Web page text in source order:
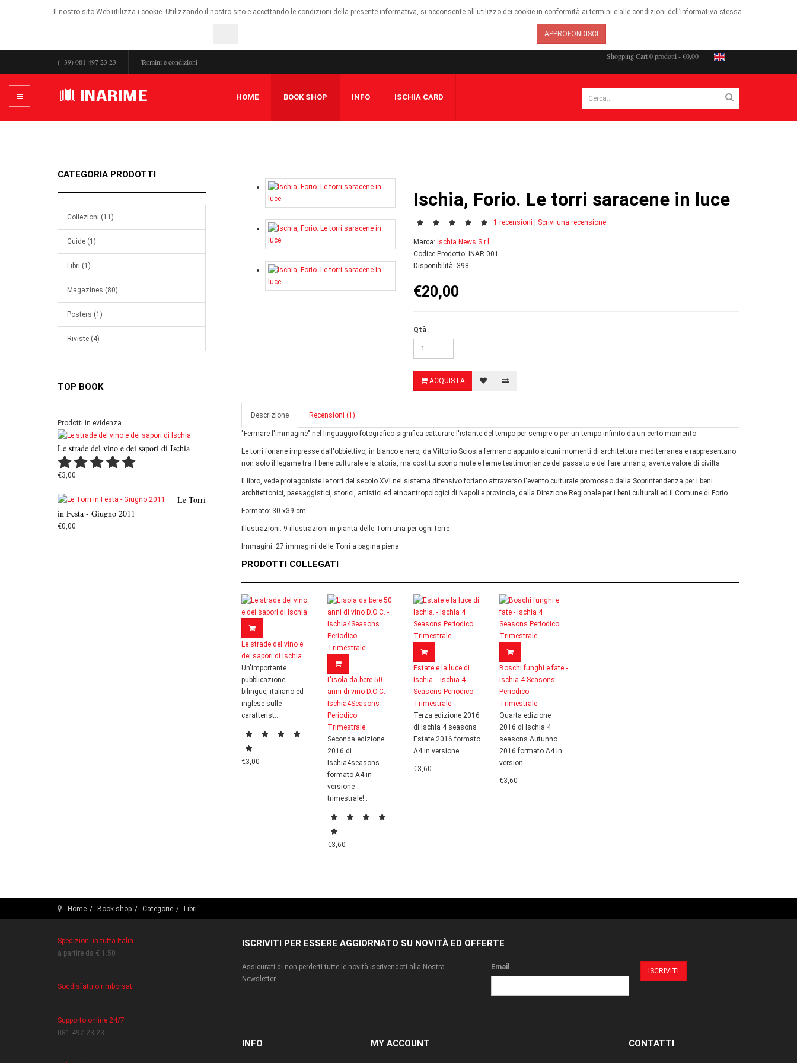
Il nostro sito Web utilizza i cookie. Utilizzando il nostro sito e accettando le condizioni della presente informativa, si acconsente all'utilizzo dei cookie in conformità ai termini e alle condizioni dell’informativa stessa.
APPROFONDISCI
(+39) 081 497 23 23 Termini e condizioni
Shopping Cart0 prodotti - €0,00
HOME BOOK SHOP INFO ISCHIA CARD
Ischia, Forio. Le torri saracene in luce
1 recensioni Scrivi una recensione
Marca: Ischia News S.r.l.
Codice Prodotto: INAR-001
Disponibilità: 398
€20,00
Qtà
ACQUISTA
Descrizione Recensioni (1)
"Fermare l'immagine" nel linguaggio fotografico significa catturare l'istante del tempo per sempre o per un tempo infinito da un certo momento.
Le torri foriane impresse dall'obbiettivo, in bianco e nero, da Vittorio Sciosia fermano appunto alcuni momenti di architettura mediterranea e rappresentano
non solo il legame tra il bene culturale e la storia, ma costituiscono mute e ferme testimonianze del passato e del fare umano, avente valore di civiltà.
Il libro, vede protagoniste le torri del secolo XVI nel sistema difensivo foriano attraverso l'evento culturale promosso dalla Soprintendenza per i beni
architettonici, paesaggistici, storici, artistici ed etnoantropologici di Napoli e provincia, dalla Direzione Regionale per i beni culturali ed il Comune di Forio.
Formato: 30 x39 cm
Illustrazioni: 9 illustrazioni in pianta delle Torri una per ogni torre
Immagini: 27 immagini delle Torri a pagina piena
PRODOTTI COLLEGATI
Le strade del vino e
dei sapori di Ischia
Un'importante
pubblicazione
bilingue, italiano ed
inglese sulle
caratterist..
€3,00
L'isola da bere 50
anni di vino D.O.C. -
Ischia4Seasons
Periodico
Trimestrale
Seconda edizione
2016 di
Ischia4seasons
formato A4 in
versione
trimestrale!..
€3,60
Estate e la luce di
Ischia. - Ischia 4
Seasons Periodico
Trimestrale
Terza edizione 2016
di Ischia 4 seasons
Estate 2016 formato
A4 in versione ..
€3,60
Boschi funghi e fate -
Ischia 4 Seasons
Periodico
Trimestrale
Quarta edizione
2016 di Ischia 4
seasons Autunno
2016 formato A4 in
version..
€3,60
CATEGORIA PRODOTTI
Collezioni (11)
Guide (1)
Libri (1)
Magazines (80)
Posters (1)
Riviste (4)
TOP BOOK
Prodotti in evidenza
Le strade del vino e dei sapori di Ischia
€3,00
Le Torri
in Festa - Giugno 2011
€0,00
Home Book shop Categorie Libri
Spedizioni in tutta Italia
a partire da € 1.50
Soddisfatti o rimborsati
Supporto online 24/7
081 497 23 23
ISCRIVITI PER ESSERE AGGIORNATO SU NOVITÀ ED OFFERTE
Assicurati di non perderti tutte le novità iscrivendoti alla Nostra
Newsletter
Email
INFO MY ACCOUNT CONTATTI